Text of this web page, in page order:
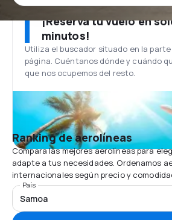
¡Reserva tu vuelo en
minutos!
Utiliza el buscador situado en la
página. Cuéntanos dónde y cuándo
que nos ocupemos del resto.
Ranking de aerolíneas
Compara las mejores aerolíneas para
adapte a tus necesidades. Ordenamos
internacionales según precio y
País
Samoa